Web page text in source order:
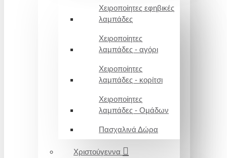
Χειροποίητες εφηβικές
λαμπάδες
Χειροποίητες
λαμπάδες - αγόρι
Χειροποίητες
λαμπάδες - κορίτσι
Χειροποίητες
λαμπάδες - Ομάδων
Πασχαλινά Δώρα
Χριστούγεννα